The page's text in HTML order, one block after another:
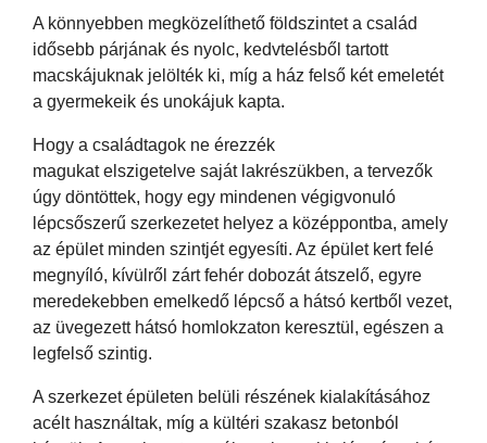
A könnyebben megközelíthető földszintet a család
idősebb párjának és nyolc, kedvtelésből tartott
macskájuknak jelölték ki, míg a ház felső két emeletét
a gyermekeik és unokájuk kapta.
Hogy a családtagok ne érezzék
magukat elszigetelve saját lakrészükben, a tervezők
úgy döntöttek, hogy egy mindenen végigvonuló
lépcsőszerű szerkezetet helyez a középpontba, amely
az épület minden szintjét egyesíti. Az épület kert felé
megnyíló, kívülről zárt fehér dobozát átszelő, egyre
meredekebben emelkedő lépcső a hátsó kertből vezet,
az üvegezett hátsó homlokzaton keresztül, egészen a
legfelső szintig.
A szerkezet épületen belüli részének kialakításához
acélt használtak, míg a kültéri szakasz betonból